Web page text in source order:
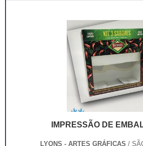
melhor os produtos, se atraiam
para a empresa, as vendas podem
solapas são extremamente
prender qualquer produto e deixá-
exposição em gôndolas, por
das solapas para embalagem é
modo que se encaixe
cliente precisa. Elemento é
objetosA versatilidade é um dos
com os seguintes itens:Saquinhos
IMPRESSÃO DE
LYONS - ARTES GRÁFICAS /